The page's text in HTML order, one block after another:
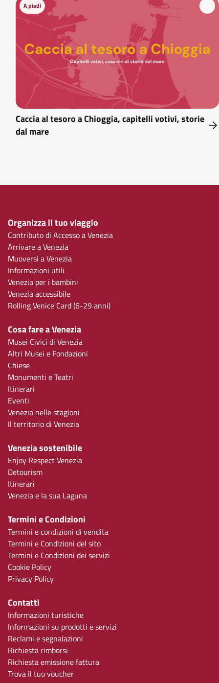
A piedi
Caccia al tesoro a Chioggia, capitelli votivi, storie
dal mare
Organizza il tuo viaggio
Contributo di Accesso a Venezia
Arrivare a Venezia
Muoversi a Venezia
Informazioni utili
Venezia per i bambini
Venezia accessibile
Rolling Venice Card (6-29 anni)
Cosa fare a Venezia
Musei Civici di Venezia
Altri Musei e Fondazioni
Chiese
Monumenti e Teatri
Itinerari
Eventi
Venezia nelle stagioni
Il territorio di Venezia
Venezia sostenibile
Enjoy Respect Venezia
Detourism
Itinerari
Venezia e la sua Laguna
Termini e Condizioni
Termini e condizioni di vendita
Termini e Condizioni del sito
Termini e Condizioni dei servizi
Cookie Policy
Privacy Policy
Contatti
Informazioni turistiche
Informazioni su prodotti e servizi
Reclami e segnalazioni
Richiesta rimborsi
Richiesta emissione fattura
Trova il tuo voucher